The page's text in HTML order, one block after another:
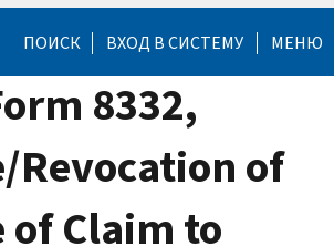
ПОИСК ВХОД В СИСТЕМУ МЕНЮ
8332,
Revocation of
of Claim to